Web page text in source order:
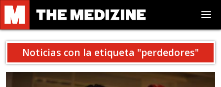
Noticias con la etiqueta "perdedores"